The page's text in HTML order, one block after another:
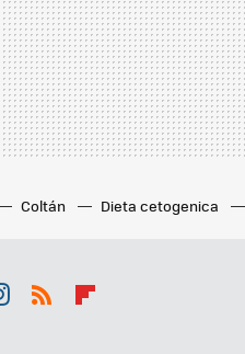
Coltán Dieta cetogenica